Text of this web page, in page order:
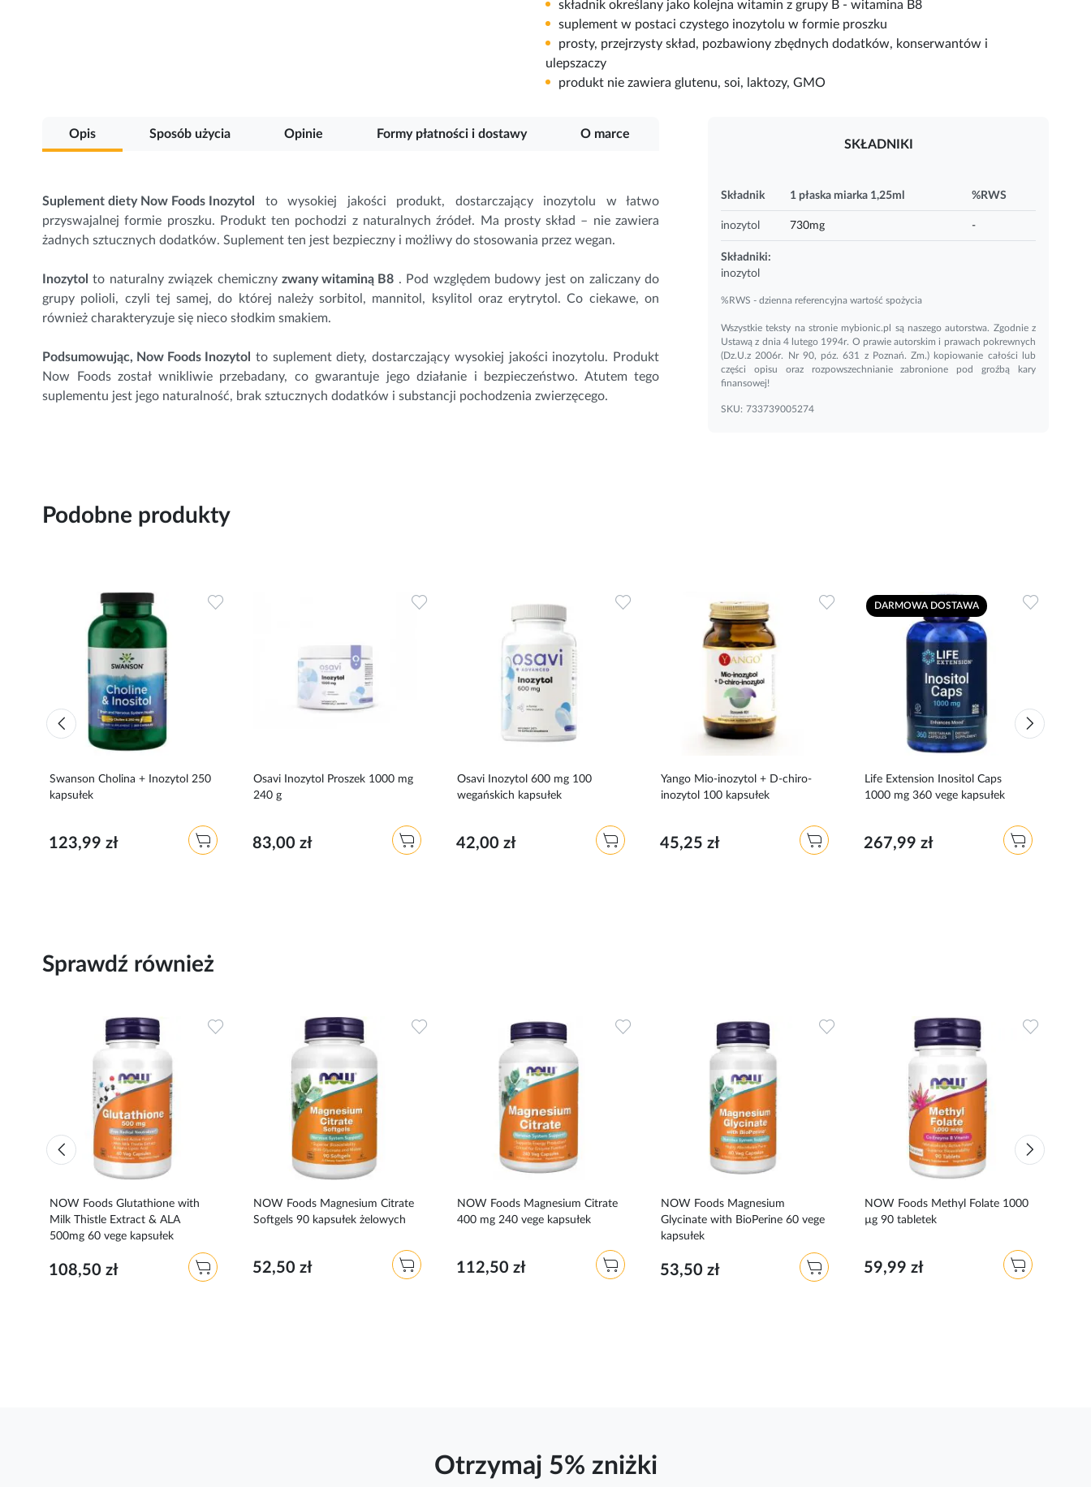
składnik określany jako kolejna witamin z grupy B - witamina B8
suplement w postaci czystego inozytolu w formie proszku
prosty, przejrzysty skład, pozbawiony zbędnych dodatków, konserwantów i
ulepszaczy
produkt nie zawiera glutenu, soi, laktozy, GMO
Opis
Suplement diety Now Foods Inozytol
to wysokiej jakości produkt, dostarczający inozytolu w łatwo
przyswajalnej formie proszku. Produkt ten pochodzi z naturalnych źródeł. Ma prosty skład – nie zawiera
żadnych sztucznych dodatków. Suplement ten jest bezpieczny i możliwy do stosowania przez wegan.
Inozytol to naturalny związek chemicznyzwany witaminą B8 . Pod względem budowy jest on zaliczany do
grupy polioli, czyli tej samej, do której należy sorbitol, mannitol, ksylitol oraz erytrytol. Co ciekawe, on
również charakteryzuje się nieco słodkim smakiem.
Podsumowując, Now Foods Inozytol
to suplement diety, dostarczający wysokiej jakości inozytolu. Produkt
Now Foods został wnikliwie przebadany, co gwarantuje jego działanie i bezpieczeństwo. Atutem tego
suplementu jest jego naturalność, brak sztucznych dodatków i substancji pochodzenia zwierzęcego.
Sposób użycia Opinie Formy płatności i dostawy
O marce
SKŁADNIKI
Składnik 1 płaska miarka 1,25ml %RWS
inozytol 730mg -
Składniki:
inozytol
%RWS - dzienna referencyjna wartość spożycia
Wszystkie teksty na stronie mybionic.pl są naszego autorstwa. Zgodnie z
Ustawą z dnia 4 lutego 1994r. O prawie autorskim i prawach pokrewnych
(Dz.U.z 2006r. Nr 90, póz. 631 z Poznań. Zm.) kopiowanie całości lub
części opisu oraz rozpowszechnianie zabronione pod groźbą kary
finansowej!
SKU: 733739005274
Podobne produkty
Swanson Cholina + Inozytol 250
kapsułek
123,99 zł
Dodaj
Osavi Inozytol Proszek 1000 mg
240 g
83,00 zł
Dodaj
Osavi Inozytol 600 mg 100
wegańskich kapsułek
42,00 zł
Dodaj
Yango Mio-inozytol + D-chiro-
inozytol 100 kapsułek
45,25 zł
Dodaj DARMOWA DOSTAWA
Life Extension Inositol Caps
1000 mg 360 vege kapsułek
267,99 zł
Dodaj
Sprawdź również
NOW Foods Glutathione with
Milk Thistle Extract & ALA
500mg 60 vege kapsułek
108,50 zł
Dodaj
NOW Foods Magnesium Citrate
Softgels 90 kapsułek żelowych
52,50 zł
Dodaj
NOW Foods Magnesium Citrate
400 mg 240 vege kapsułek
112,50 zł
Dodaj
NOW Foods Magnesium
Glycinate with BioPerine 60 vege
kapsułek
53,50 zł
Dodaj
NOW Foods Methyl Folate 1000
µg 90 tabletek
59,99 zł
Dodaj
Otrzymaj 5% zniżki